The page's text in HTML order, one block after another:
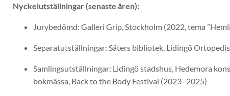
Nyckelutställningar (senaste åren):
Jurybedömd: Galleri Grip, Stockholm (2022, tema
Separatutställningar: Säters bibliotek, Lidingö
Samlingsutställningar: Lidingö stadshus, Hedemora
bokmässa, Back to the Body Festival (2023–2025)